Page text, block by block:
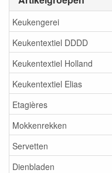
Keukengerei
Keukentextiel DDDD
Keukentextiel Holland
Keukentextiel Elias
Etagières
Mokkenrekken
Servetten
Dienbladen